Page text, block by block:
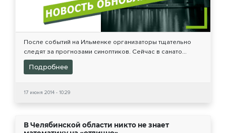
После событий на Ильменке организаторы тщательно
следят за прогнозами синоптиков. Сейчас в санато...
Подробнее
17 июня 2014 - 10:29
В Челябинской области никто не знает